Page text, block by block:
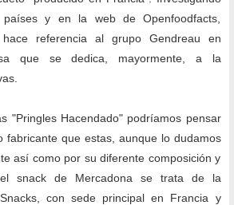
y en la web de Openfoodfacts,
referencia al grupo Gendreau en
que se dedica, mayormente, a la
"Pringles Hacendado" podríamos pensar
fabricante que estas, aunque lo dudamos
así como por su diferente composición y
snack de Mercadona se trata de la
con sede principal en Francia y